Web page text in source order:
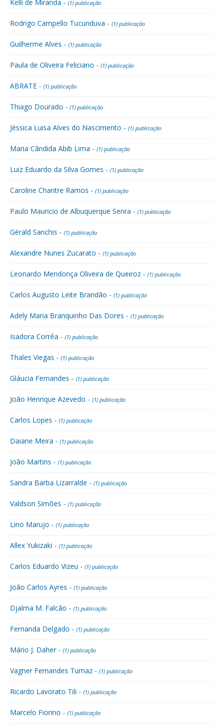
Kelli de Miranda - (1) publicação
Rodrigo Campello Tucunduva - (1) publicação
Guilherme Alves - (1) publicação
Paula de Oliveira Feliciano - (1) publicação
ABRATE - (1) publicação
Thiago Dourado - (1) publicação
Jéssica Luisa Alves do Nascimento - (1) publicação
Maria Cândida Abib Lima - (1) publicação
Luiz Eduardo da Silva Gomes - (1) publicação
Caroline Chantre Ramos - (1) publicação
Paulo Mauricio de Albuquerque Senra - (1) publicação
Gérald Sanchis - (1) publicação
Alexandre Nunes Zucarato - (1) publicação
Leonardo Mendonça Oliveira de Queiroz - (1) publicação
Carlos Augusto Leite Brandão - (1) publicação
Adely Maria Branquinho Das Dores - (1) publicação
Isadora Corrêa - (1) publicação
Thales Viegas - (1) publicação
Gláucia Fernandes - (1) publicação
João Henrique Azevedo - (1) publicação
Carlos Lopes - (1) publicação
Daiane Meira - (1) publicação
João Martins - (1) publicação
Sandra Barba Lizarralde - (1) publicação
Valdson Simões - (1) publicação
Lino Marujo - (1) publicação
Allex Yukizaki - (1) publicação
Carlos Eduardo Vizeu - (1) publicação
João Carlos Ayres - (1) publicação
Djalma M. Falcão - (1) publicação
Fernanda Delgado - (1) publicação
Mário J. Daher - (1) publicação
Vagner Fernandes Tumaz - (1) publicação
Ricardo Lavorato Tili - (1) publicação
Marcelo Fiorino - (1) publicação